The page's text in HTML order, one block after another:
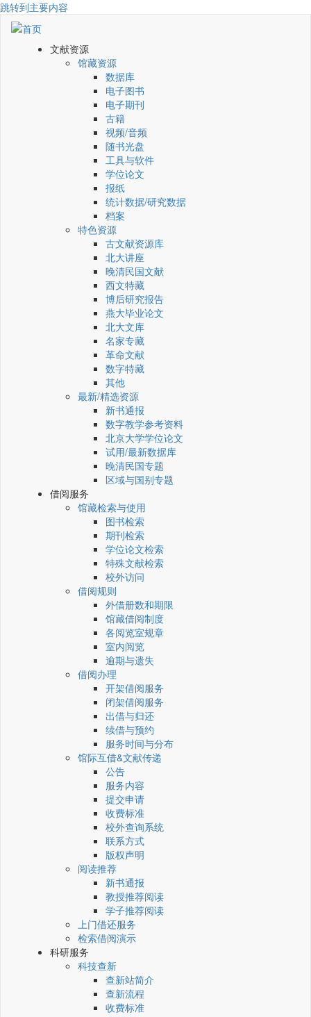
跳转到主要内容
文献资源
馆藏资源
数据库
电子图书
电子期刊
古籍
视频/音频
随书光盘
工具与软件
学位论文
报纸
统计数据/研究数据
档案
特色资源
古文献资源库
北大讲座
晚清民国文献
西文特藏
博后研究报告
燕大毕业论文
北大文库
名家专藏
革命文献
数字特藏
其他
最新/精选资源
新书通报
数字教学参考资料
北京大学学位论文
试用/最新数据库
晚清民国专题
区域与国别专题
借阅服务
馆藏检索与使用
图书检索
期刊检索
学位论文检索
特殊文献检索
校外访问
借阅规则
外借册数和期限
馆藏借阅制度
各阅览室规章
室内阅览
逾期与遗失
借阅办理
开架借阅服务
闭架借阅服务
出借与归还
续借与预约
服务时间与分布
馆际互借&文献传递
公告
服务内容
提交申请
收费标准
校外查询系统
联系方式
版权声明
阅读推荐
新书通报
教授推荐阅读
学子推荐阅读
上门借还服务
检索借阅演示
科研服务
科技查新
查新站简介
查新流程
收费标准